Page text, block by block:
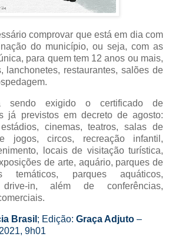
comprovar que está em dia com
do município, ou seja, com as
para quem tem 12 anos ou mais,
lanchonetes, restaurantes, salões de
sendo exigido o certificado de
já previstos em decreto de agosto:
cinemas, teatros, salas de
jogos, circos, recreação infantil,
locais de visitação turística,
de arte, aquário, parques de
temáticos, parques aquáticos,
in, além de conferências,
Brasil ; Edição: Graça Adjuto –
9h01